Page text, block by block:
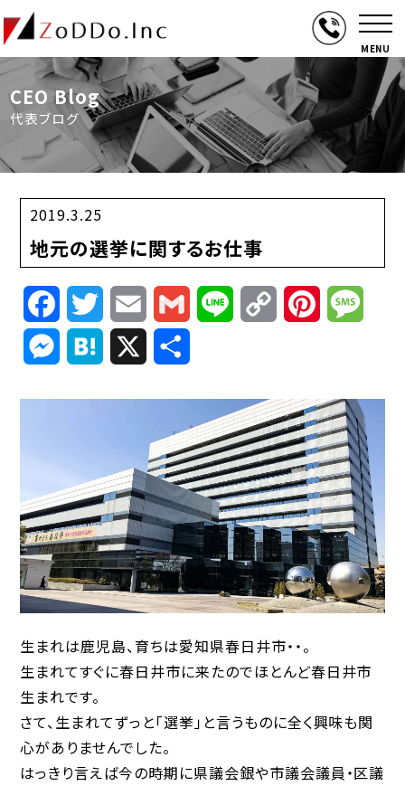
MENU
CEO Blog
代表ブログ
2019.3.25
地元の選挙に関するお仕事
FacebookTwitterEmail Gmail Line
Copy
Link
Pinterest
Messenger
Hatena
生まれは鹿児島、育ちは愛知県春日井市・・。
生まれてすぐに春日井市に来たのでほとんど春日井市
生まれです。
さて、生まれてずっと「選挙」と言うものに全く興味も関
心がありませんでした。
はっきり言えば今の時期に県議会銀や市議会議員・区議